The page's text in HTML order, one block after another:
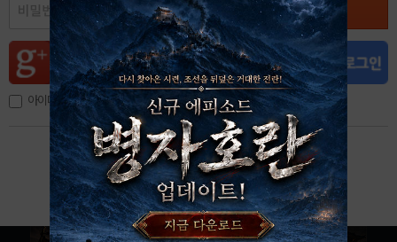
아이디, 이메일 저장
아이디 / 비밀번호 찾기 회원가입